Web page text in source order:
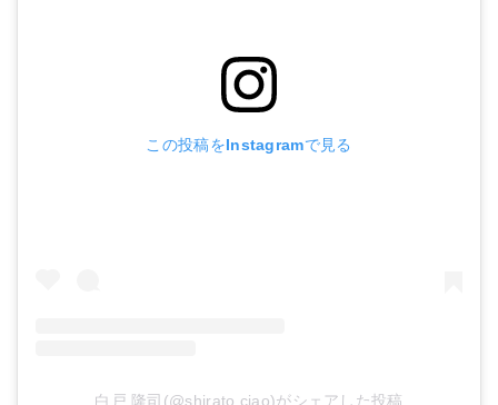
この投稿をInstagramで見る
白戸 隆司(@shirato.ciao)がシェアした投稿